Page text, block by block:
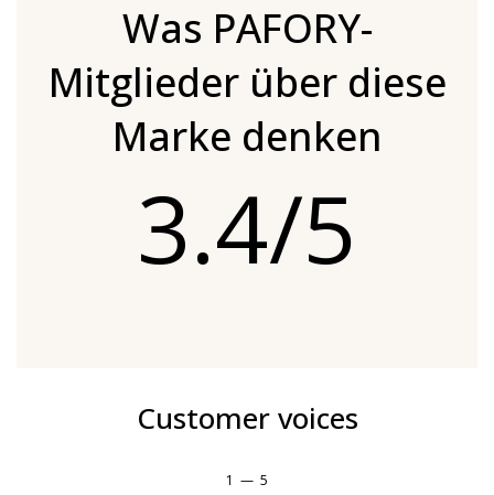
Was PAFORY-
Mitglieder über diese
Marke denken
3.4/5
Customer voices
1 — 5